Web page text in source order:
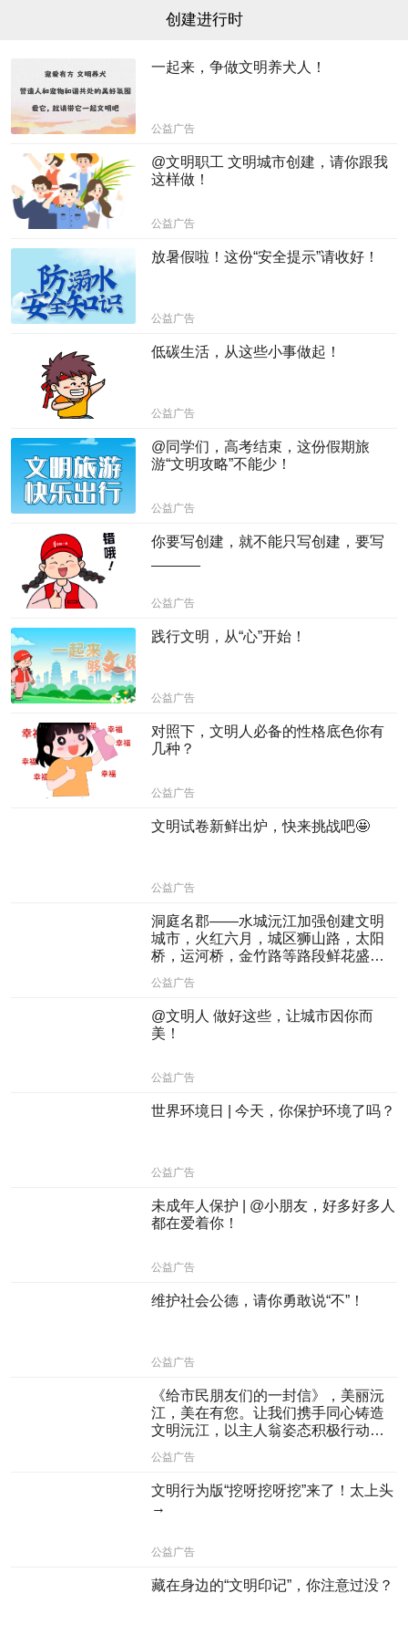
创建进行时
一起来，争做文明养犬人！
公益广告
@文明职工 文明城市创建，请你跟我
这样做！
公益广告
放暑假啦！这份“安全提示”请收好！
公益广告
低碳生活，从这些小事做起！
公益广告
@同学们，高考结束，这份假期旅
游“文明攻略”不能少！
公益广告
你要写创建，就不能只写创建，要写
公益广告
践行文明，从“心”开始！
公益广告
对照下，文明人必备的性格底色你有
几种？
公益广告
文明试卷新鲜出炉，快来挑战吧🤩
公益广告
洞庭名郡——水城沅江加强创建文明
城市，火红六月，城区狮山路，太阳
桥，运河桥，金竹路等路段鲜花盛
公益广告
@文明人 做好这些，让城市因你而
美！
公益广告
世界环境日 | 今天，你保护环境了吗？
公益广告
未成年人保护 | @小朋友，好多好多人
都在爱着你！
公益广告
维护社会公德，请你勇敢说“不”！
公益广告
《给市民朋友们的一封信》，美丽沅
江，美在有您。让我们携手同心铸造
文明沅江，以主人翁姿态积极行动起
力量！
公益广告
文明行为版“挖呀挖呀挖”来了！太上头
→
公益广告
藏在身边的“文明印记”，你注意过没？